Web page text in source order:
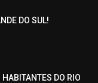
DO SUL!
HABITANTES DO RIO